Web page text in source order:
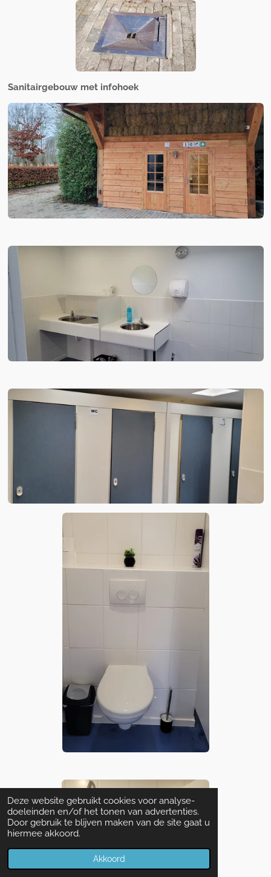
Deze website gebruikt cookies voor analyse-
doeleinden en/of het tonen van advertenties.
Door gebruik te blijven maken van de site gaat u
hiermee akkoord.
Akkoord
Sanitairgebouw met infohoek